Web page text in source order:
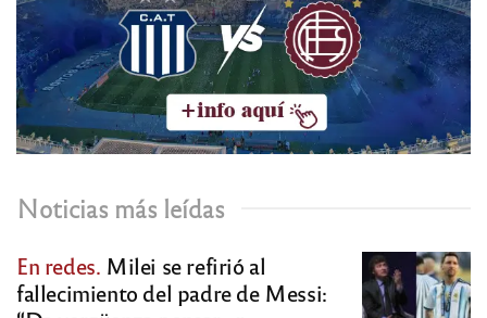
Noticias más leídas
En redes. Milei se refirió al
fallecimiento del padre de Messi: